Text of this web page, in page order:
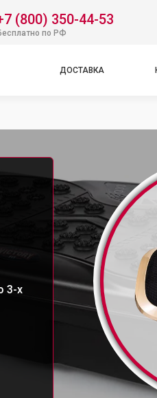
(800) 350-44-53
по РФ
ДОСТАВКА
3-х